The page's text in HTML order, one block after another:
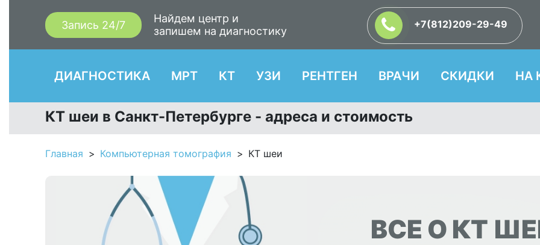
Запись 24/7
Найдем центр и
запишем на диагностику
+7(812)209-29-49
ДИАГНОСТИКА МРТ КТ УЗИ РЕНТГЕН ВРАЧИ СКИДКИ НА
КТ шеи в Санкт-Петербурге - адреса и стоимость
Главная Компьютерная томография КТ шеи
ВСЕ О КТ